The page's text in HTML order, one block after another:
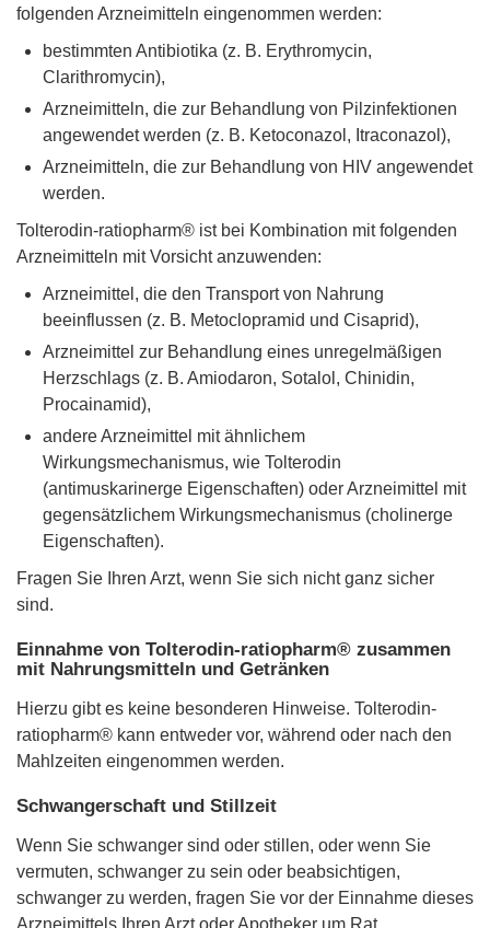
folgenden Arzneimitteln eingenommen werden:
bestimmten Antibiotika (z. B. Erythromycin,
Clarithromycin),
Arzneimitteln, die zur Behandlung von Pilzinfektionen
angewendet werden (z. B. Ketoconazol, Itraconazol),
Arzneimitteln, die zur Behandlung von HIV angewendet
werden.
Tolterodin-ratiopharm® ist bei Kombination mit folgenden
Arzneimitteln mit Vorsicht anzuwenden:
Arzneimittel, die den Transport von Nahrung
beeinflussen (z. B. Metoclopramid und Cisaprid),
Arzneimittel zur Behandlung eines unregelmäßigen
Herzschlags (z. B. Amiodaron, Sotalol, Chinidin,
Procainamid),
andere Arzneimittel mit ähnlichem
Wirkungsmechanismus, wie Tolterodin
(antimuskarinerge Eigenschaften) oder Arzneimittel mit
gegensätzlichem Wirkungsmechanismus (cholinerge
Eigenschaften).
Fragen Sie Ihren Arzt, wenn Sie sich nicht ganz sicher
sind.
Einnahme von Tolterodin-ratiopharm® zusammen
mit Nahrungsmitteln und Getränken
Hierzu gibt es keine besonderen Hinweise. Tolterodin-
ratiopharm® kann entweder vor, während oder nach den
Mahlzeiten eingenommen werden.
Schwangerschaft und Stillzeit
Wenn Sie schwanger sind oder stillen, oder wenn Sie
vermuten, schwanger zu sein oder beabsichtigen,
schwanger zu werden, fragen Sie vor der Einnahme dieses
Arzneimittels Ihren Arzt oder Apotheker um Rat.